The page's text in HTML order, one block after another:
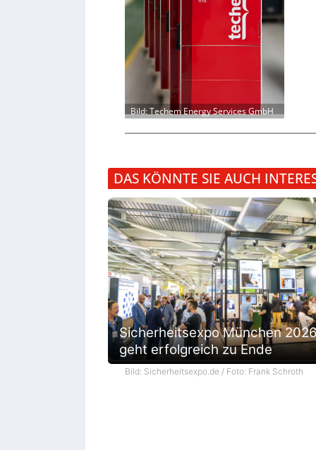
Bild: Techem Energy Services GmbH
DAS KÖNNTE SIE AUCH
Sicherheitsexpo München
geht erfolgreich zu Ende
Bild: Sicherheitsexpo.de / Foto: Frank Schroth